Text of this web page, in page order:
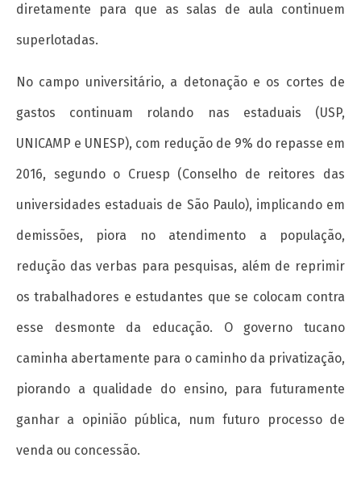
diretamente para que as salas de aula continuem
superlotadas.
No campo universitário, a detonação e os cortes de
gastos continuam rolando nas estaduais (USP,
UNICAMP e UNESP), com redução de 9% do repasse em
2016, segundo o Cruesp (Conselho de reitores das
universidades estaduais de São Paulo), implicando em
demissões, piora no atendimento a população,
redução das verbas para pesquisas, além de reprimir
os trabalhadores e estudantes que se colocam contra
esse desmonte da educação. O governo tucano
caminha abertamente para o caminho da privatização,
piorando a qualidade do ensino, para futuramente
ganhar a opinião pública, num futuro processo de
venda ou concessão.